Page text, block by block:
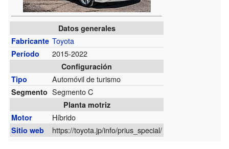
Datos generales
Fabricante Toyota
Período 2015-2022
Configuración
Tipo
Automóvil de turismo
Segmento Segmento C
Planta motriz
Motor
Híbrido
Sitio web https://toyota.jp/info/prius_special/